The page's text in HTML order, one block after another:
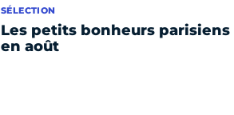
SÉLECTION
Les petits bonheurs parisiens
en août